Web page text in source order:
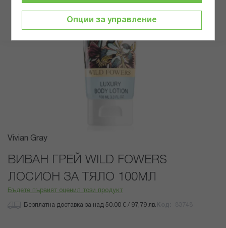
Преминете
началото
галерия
със
Vivian Gray
ВИВАН ГРЕЙ WILD FOWERS
ЛОСИОН ЗА ТЯЛО 100МЛ
Бъдете първият оценил този продукт
Безплатна доставка за над 50.00 € / 97,79 лв.
Опции за управление